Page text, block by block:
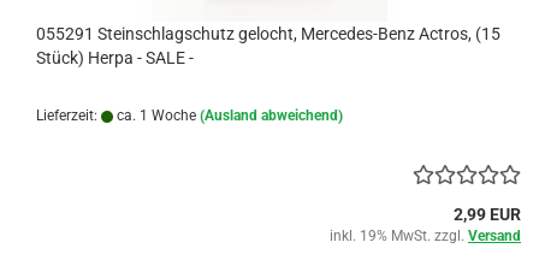
055291 Steinschlagschutz gelocht, Mercedes-Benz Actros, (15
Stück) Herpa - SALE -
Lieferzeit: ca. 1 Woche (Ausland abweichend)
2,99 EUR
inkl. 19% MwSt. zzgl. Versand